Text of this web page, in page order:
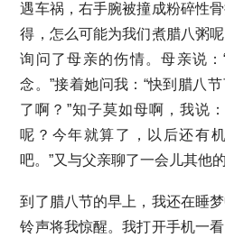
遇车祸，右手腕被撞成粉碎性
得，怎么可能为我们煮腊八粥
询问了母亲的伤情。母亲说
念。”接着她问我：“快到腊八
了啊？”知子莫如母啊，我说
呢？今年就算了，以后还有
吧。”又与父亲聊了一会儿其他
到了腊八节的早上，我还在睡
铃声将我惊醒。我打开手机一